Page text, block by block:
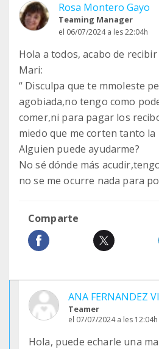
Rosa Montero Gayo
Teaming Manager
el 06/07/2024 a les 22:04h
Hola a todos, acabo de
Mari:
“ Disculpa que te mmoleste
agobiada,no tengo como
comer,ni para pagar los
miedo que me corten tanto la
Alguien puede ayudarme?
No sé dónde más
no se me ocurre nada para
Comparte
ANA FERNANDEZ
Teamer
el 07/07/2024 a les 12:04h
Hola, puede echarle una